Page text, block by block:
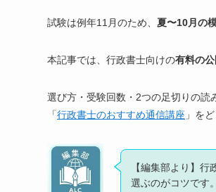
試験は例年11月のため、 夏〜10月の
本記事では、行政書士向けの有料の
選び方・受験回数・2つの足切りの読
「行政書士のおすすめ通信講座 」を
【編集部より】
選ぶのがコツです